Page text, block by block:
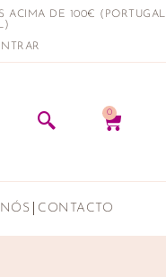
ACIMA DE 100€ (PORTUGAL
0
CONTACTO